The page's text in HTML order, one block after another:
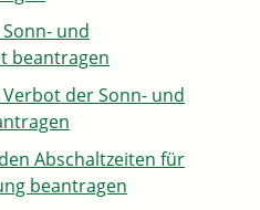
und
beantragen
der Sonn- und
Abschaltzeiten für
beantragen